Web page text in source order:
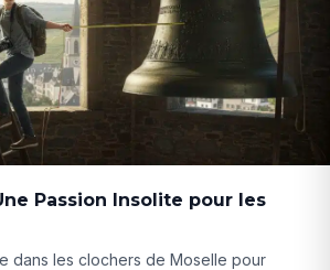
Passion Insolite pour les
dans les clochers de Moselle pour